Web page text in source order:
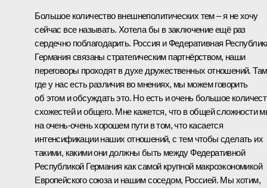
Большое количество внешнеполитических тем – я не хочу
сейчас все называть. Хотела бы в заключение ещё раз
сердечно поблагодарить. Россия и Федеративная
Германия связаны стратегическим партнёрством, наши
переговоры проходят в духе дружественных отношений.
где у нас есть различия во мнениях, мы можем говорить
об этом и обсуждать это. Но есть и очень большое
схожестей и общего. Мне кажется, что в общей сложности
на очень-очень хорошем пути в том, что касается
интенсификации наших отношений, с тем чтобы сделать их
такими, какими они должны быть между Федеративной
Республикой Германия как самой крупной макроэкономикой
Европейского союза и нашим соседом, Россией. Мы хотим,